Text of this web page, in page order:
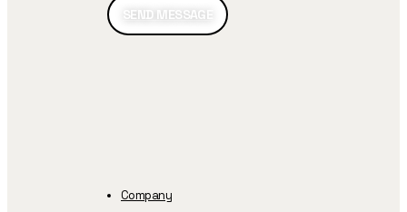
SEND MESSAGE
Company